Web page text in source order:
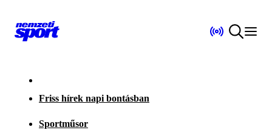
Friss hírek napi bontásban
Sportműsor